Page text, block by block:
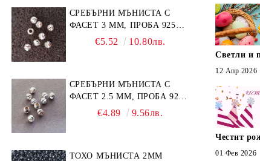
СРЕБЪРНИ МЪНИСТА С
ФАСЕТ 3 ММ, ПРОБА 925
(10БР)€5.52 10.80лв.
СРЕБЪРНИ МЪНИСТА С
ФАСЕТ 2.5 ММ, ПРОБА 925
€4.89 9.56лв.
ТОХО МЪНИСТА 2ММ
Светли и
12 Апр 2026
Честит
01 Фев 2026